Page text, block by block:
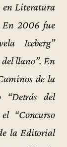
en Literatura
En 2006 fue
Iceberg”
llano”. En
de la
“Detrás del
“Concurso
la Editorial